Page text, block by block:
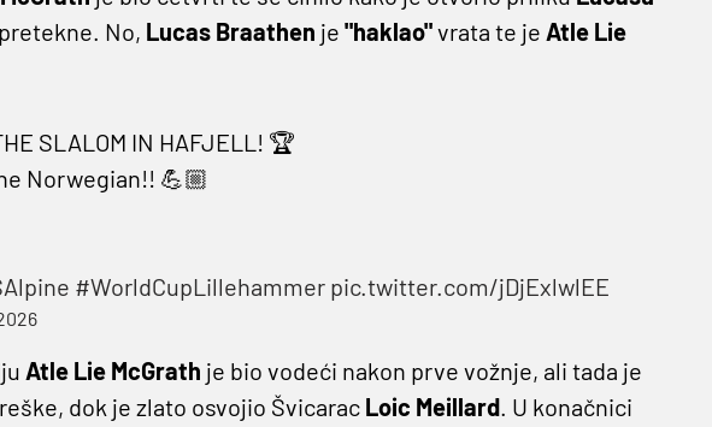
No, Lucas Braathen je "haklao"vrata te je Atle Lie
SLALOM IN HAFJELL! 🏆
Norwegian!! 💪🏼
#WorldCupLillehammer pic.twitter.com/jDjExlwlEE
Atle Lie McGrath je bio vodeći nakon prve vožnje, ali tada je
dok je zlato osvojio Švicarac Loic Meillard. U konačnici